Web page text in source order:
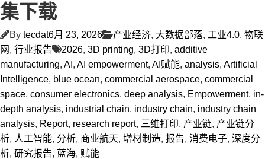
集下载
By tecdat6月 23, 2026 产业经济, 大数据部落, 工业4.0, 物联
网 , 行业报告 2026, 3D printing, 3D打印, additive
manufacturing, AI , AI empowerment, AI赋能, analysis, Artificial
Intelligence, blue ocean, commercial aerospace, commercial
space, consumer electronics, deep analysis, Empowerment, in-
depth analysis, industrial chain, industry chain, industry chain
analysis, Report, research report, 三维打印, 产业链, 产业链分
析, 人工智能, 分析, 商业航天, 增材制造, 报告, 消费电子, 深度分
析, 研究报告, 蓝海, 赋能